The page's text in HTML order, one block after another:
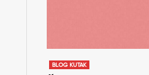
BLOG KUTAK